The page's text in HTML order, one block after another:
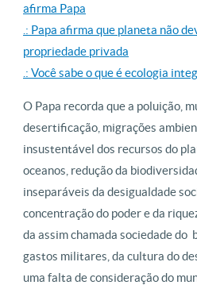
afirma Papa
.: Papa afirma que planeta não
propriedade privada
.: Você sabe o que é ecologia
O Papa recorda que a poluição,
desertificação, migrações
insustentável dos recursos do
oceanos, redução da
inseparáveis ​​da desigualdade
concentração do poder e da
da assim chamada sociedade do
gastos militares, da cultura do
uma falta de consideração do